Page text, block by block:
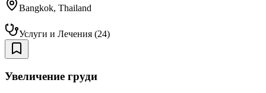
Bangkok, Thailand
Услуги и Лечения (24)
Увеличение груди